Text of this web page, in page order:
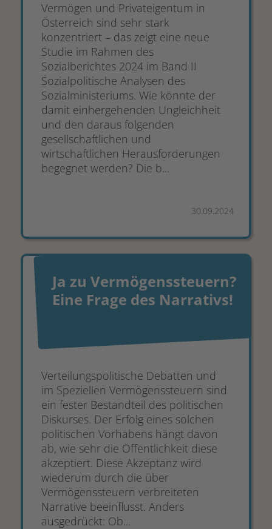
Vermögen und Privateigentum in
Österreich sind sehr stark
konzentriert – das zeigt eine neue
Studie im Rahmen des
Sozialberichtes 2024 im Band II
Sozialpolitische Analysen des
Sozialministeriums. Wie könnte der
damit einhergehenden Ungleichheit
und den daraus folgenden
gesellschaftlichen und
wirtschaftlichen Herausforderungen
begegnet werden? Die b...
30.09.2024
Ja zu Vermögenssteuern?
Eine Frage des Narrativs!
Verteilungspolitische Debatten und
im Speziellen Vermögenssteuern sind
ein fester Bestandteil des politischen
Diskurses. Der Erfolg eines solchen
politischen Vorhabens hängt davon
ab, wie sehr die Öffentlichkeit diese
akzeptiert. Diese Akzeptanz wird
wiederum durch die über
Vermögenssteuern verbreiteten
Narrative beeinflusst. Anders
ausgedrückt: Ob...